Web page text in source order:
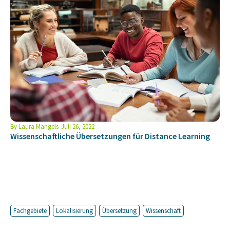
ByLaura Mangels Juli 26, 2022
Wissenschaftliche Übersetzungen für Distance Learning
Fachgebiete Lokalisierung Übersetzung Wissenschaft